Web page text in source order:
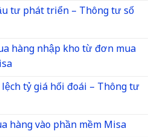
tư phát triển – Thông tư số
hàng nhập kho từ đơn mua
tỷ giá hối đoái – Thông tư
hàng vào phần mềm Misa